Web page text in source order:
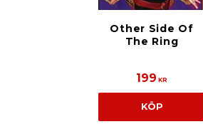
Other Side Of
The Ring
199 KR
KÖP